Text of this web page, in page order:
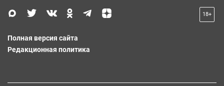
18+
Полная версия сайта
Редакционная политика